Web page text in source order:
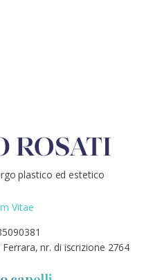
plastico ed estetico
Vitae
nr. di iscrizione 2764